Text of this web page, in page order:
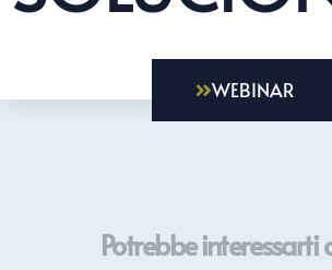
WEBINAR
Potrebbe interessarti